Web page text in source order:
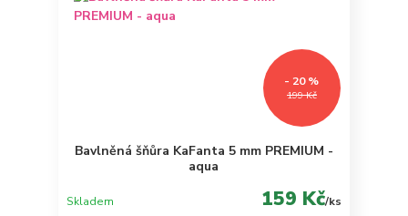
199 Kč
- 20 %
Bavlněná šňůra KaFanta 5 mm PREMIUM -
aqua
159 Kč/ks
Skladem